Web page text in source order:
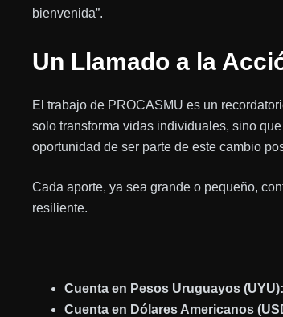
bienvenida”.
Un Llamado a la
El trabajo de PROCASMU es un
solo transforma vidas individuales, sino
oportunidad de ser parte de este cambio
Cada aporte, ya sea grande o pequeño,
resiliente.
Cuenta en Pesos Uruguayos (UYU):
Cuenta en Dólares Americanos